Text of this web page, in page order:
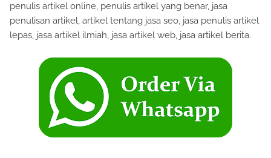
penulis artikel online, penulis artikel yang benar, jasa
penulisan artikel, artikel tentang jasa seo, jasa penulis artikel
lepas, jasa artikel ilmiah, jasa artikel web, jasa artikel berita.